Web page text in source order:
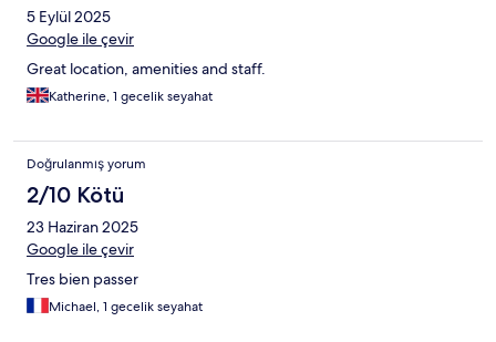
5 Eylül 2025
Google ile çevir
Great location, amenities and staff.
Katherine, 1 gecelik seyahat
Doğrulanmış yorum
2/10 Kötü
23 Haziran 2025
Google ile çevir
Tres bien passer
Michael, 1 gecelik seyahat